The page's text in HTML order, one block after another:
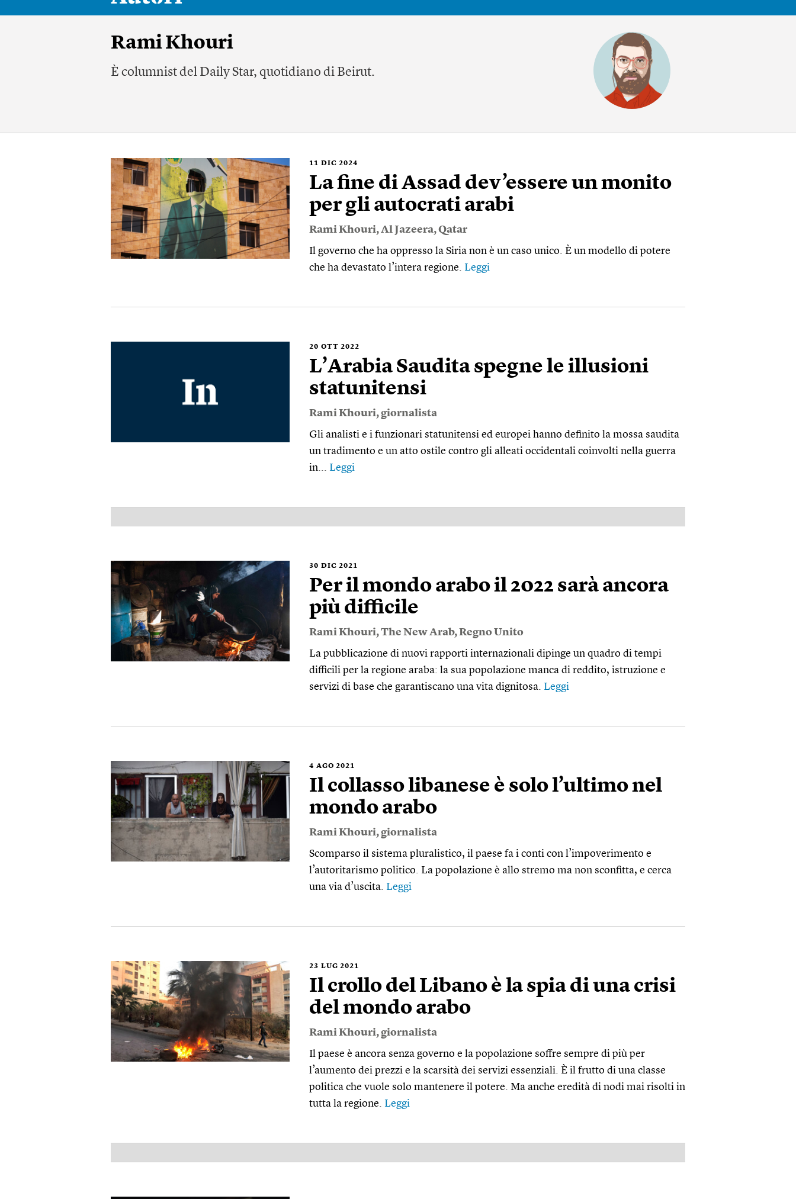
Rami Khouri
È columnist del Daily Star, quotidiano di Beirut.
11 DIC 2024
La fine di Assad dev’essere un monito
per gli autocrati arabi
Rami Khouri,Al Jazeera,Qatar
Il governo che ha oppresso la Siria non è un caso unico. È un modello di potere
che ha devastato l’intera regione. Leggi
20 OTT 2022
L’Arabia Saudita spegne le illusioni
statunitensi
Rami Khouri, giornalista
Gli analisti e i funzionari statunitensi ed europei hanno definito la mossa saudita
un tradimento e un atto ostile contro gli alleati occidentali coinvolti nella guerra
in... Leggi
30 DIC 2021
Per il mondo arabo il 2022 sarà ancora
più difficile
Rami Khouri,The New Arab,Regno Unito
La pubblicazione di nuovi rapporti internazionali dipinge un quadro di tempi
difficili per la regione araba: la sua popolazione manca di reddito, istruzione e
servizi di base che garantiscano una vita dignitosa. Leggi
4 AGO 2021
Il collasso libanese è solo l’ultimo nel
mondo arabo
Rami Khouri, giornalista
Scomparso il sistema pluralistico, il paese fa i conti con l’impoverimento e
l’autoritarismo politico. La popolazione è allo stremo ma non sconfitta, e cerca
una via d’uscita. Leggi
23 LUG 2021
Il crollo del Libano è la spia di una crisi
del mondo arabo
Rami Khouri, giornalista
Il paese è ancora senza governo e la popolazione soffre sempre di più per
l’aumento dei prezzi e la scarsità dei servizi essenziali. È il frutto di una classe
politica che vuole solo mantenere il potere. Ma anche eredità di nodi mai risolti in
tutta la regione. Leggi